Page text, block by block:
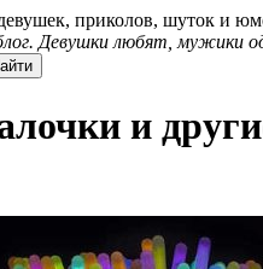
приколов, шуток и
Девушки любят, мужики
и